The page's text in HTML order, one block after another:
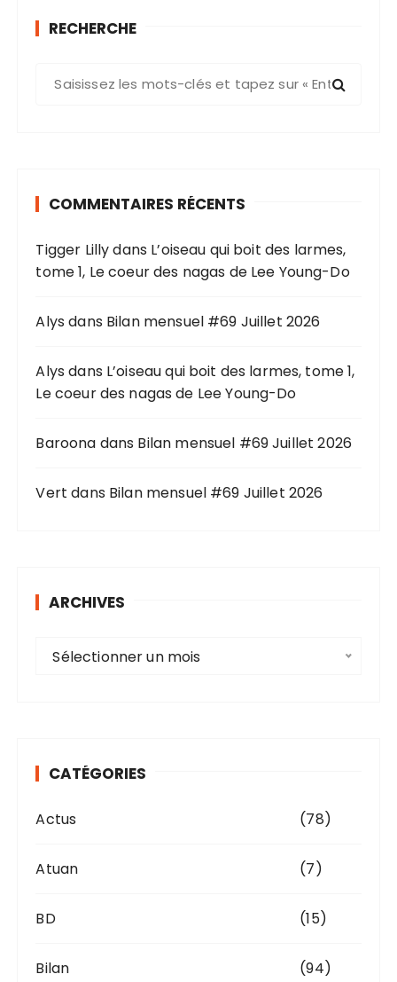
RECHERCHE
e
p
u
:
COMMENTAIRES RÉCENTS
Tigger Lillydans L’oiseau qui boit des larmes,
tome 1, Le coeur des nagas de Lee Young-Do
Alys dans Bilan mensuel #69 Juillet 2026
Alys dans L’oiseau qui boit des larmes, tome 1,
Le coeur des nagas de Lee Young-Do
Baroona dans Bilan mensuel #69 Juillet 2026
Vert dans Bilan mensuel #69 Juillet 2026
ARCHIVES
e
Sélectionner un mois
CATÉGORIES
Actus (78)
Atuan (7)
BD (15)
Bilan (94)